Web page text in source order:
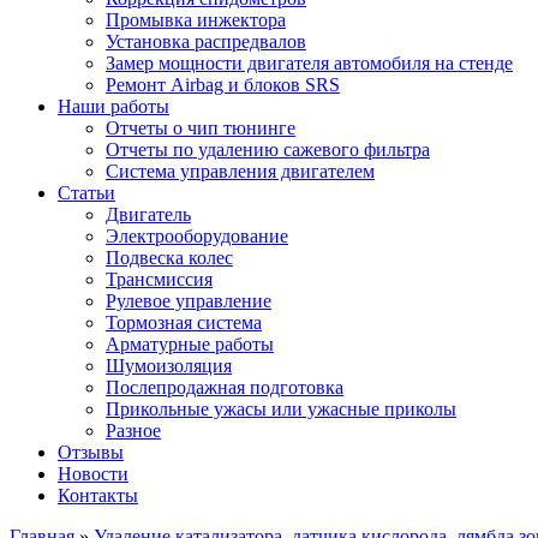
Промывка инжектора
Установка распредвалов
Замер мощности двигателя автомобиля на стенде
Ремонт Airbag и блоков SRS
Наши работы
Отчеты о чип тюнинге
Отчеты по удалению сажевого фильтра
Система управления двигателем
Статьи
Двигатель
Электрооборудование
Подвеска колес
Трансмиссия
Рулевое управление
Тормозная система
Арматурные работы
Шумоизоляция
Послепродажная подготовка
Прикольные ужасы или ужасные приколы
Разное
Отзывы
Новости
Контакты